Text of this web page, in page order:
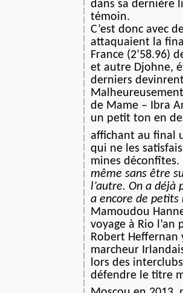
dans sa dernière
témoin.
C’est donc avec
attaquaient la
France (2’58.96)
et autre Djohne,
derniers
de Mame – Ibra
un petit ton en
affichant au final
qui ne les
mines déconfîtes.
même sans être
l’autre. On a déjà
a encore de petits
Mamoudou
voyage à Rio l’an
Robert Heffernan
marcheur
lors des
défendre le titre